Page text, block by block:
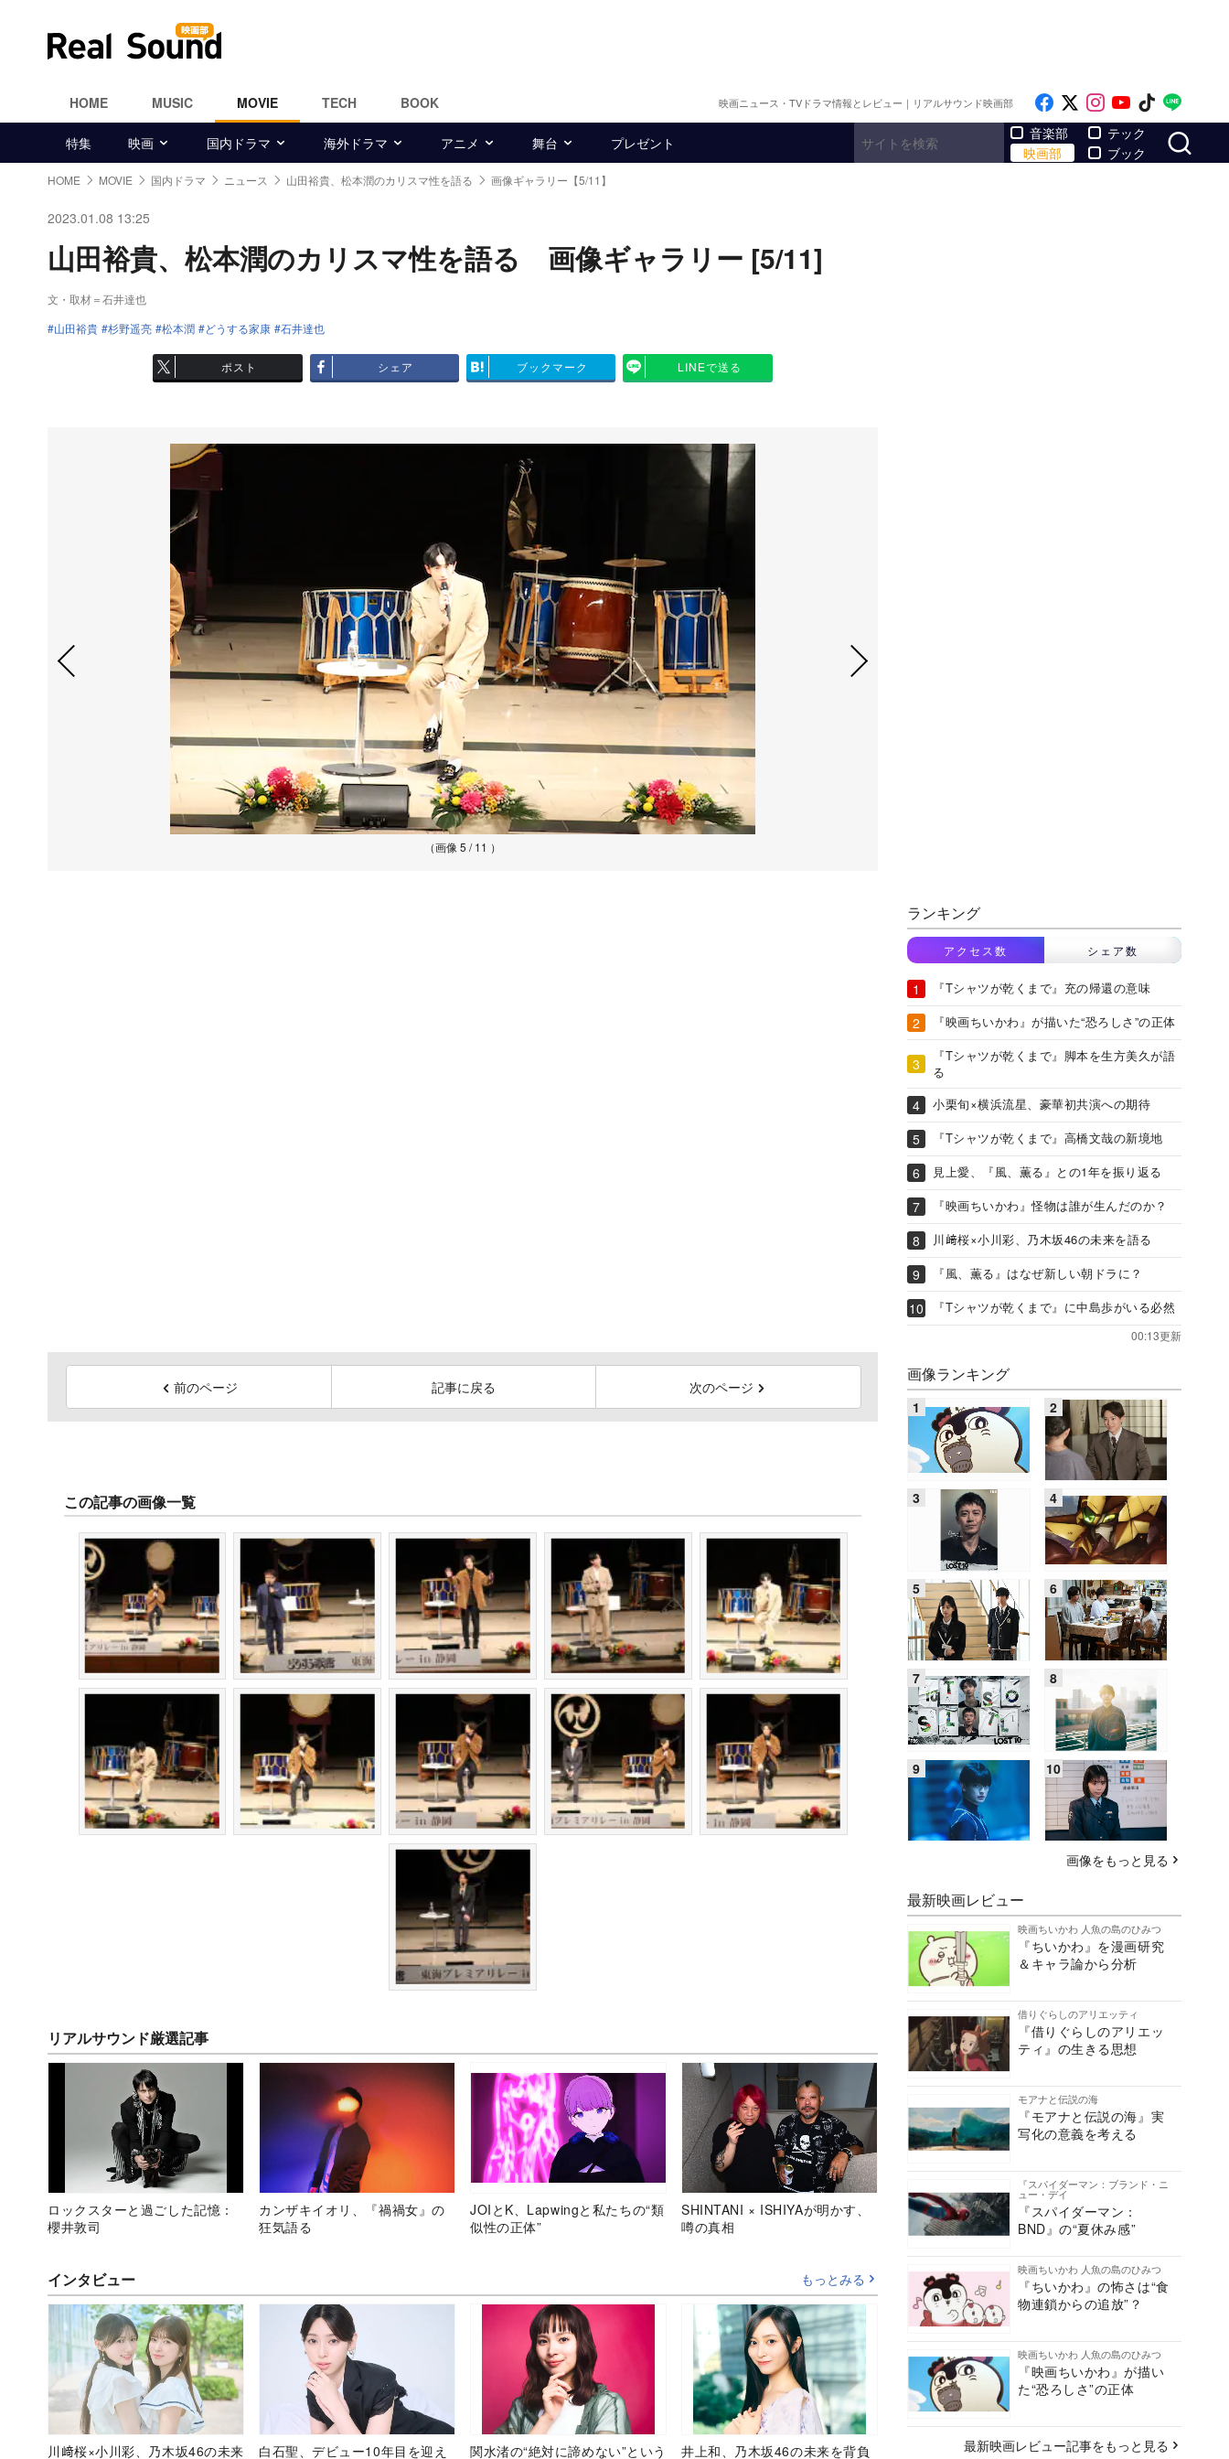
HOME MUSIC MOVIE TECH BOOK 映画ニュース・TVドラマ情報とレビュー｜リアルサウンド映画部 Like on Facebook
Follow on x
Follow on
Follow on
Follow
特集 映画 国内ドラマ 海外ドラマ アニメ 舞台 プレゼント
音楽部
映画部
テック
ブック
HOME MOVIE 国内ドラマ ニュース 山田裕貴、松本潤のカリスマ性を語る 画像ギャラリー【5/11】
2023.01.08 13:25
山田裕貴、松本潤のカリスマ性を語る 画像ギャラリー [5/11]
文・取材＝石井達也
山田裕貴
杉野遥亮 松本潤 どうする家康 石井達也
ポスト シェア ブックマーク LINEで送る
（画像 5 / 11 ）
前のページ 記事に戻る 次のページ
この記事の画像一覧
リアルサウンド厳選記事
ロックスターと過ごした記憶：
櫻井敦司
カンザキイオリ、『禍禍女』の
狂気語る
JOIとK、Lapwingと私たちの“類
似性の正体”
SHINTANI × ISHIYAが明かす、
噂の真相
インタビュー もっとみる
川﨑桜×小川彩、乃木坂46の未来
白石聖、デビュー10年目を迎え
関水渚の“絶対に諦めない”という
井上和、乃木坂46の未来を背負
ランキング
アクセス数 シェア数
『Tシャツが乾くまで』充の帰還の意味
『映画ちいかわ』が描いた“恐ろしさ”の正体
『Tシャツが乾くまで』脚本を生方美久が語
る
小栗旬×横浜流星、豪華初共演への期待
『Tシャツが乾くまで』高橋文哉の新境地
見上愛、『風、薫る』との1年を振り返る
『映画ちいかわ』怪物は誰が生んだのか？
川﨑桜×小川彩、乃木坂46の未来を語る
『風、薫る』はなぜ新しい朝ドラに？
『Tシャツが乾くまで』に中島歩がいる必然
00:13更新
画像ランキング
画像をもっと見る
最新映画レビュー
映画ちいかわ 人魚の島のひみつ
『ちいかわ』を漫画研究
＆キャラ論から分析
借りぐらしのアリエッティ
『借りぐらしのアリエッ
ティ』の生きる思想
モアナと伝説の海
『モアナと伝説の海』実
写化の意義を考える
『スパイダーマン：ブランド・ニ
ュー・デイ
『スパイダーマン：
BND』の“夏休み感”
映画ちいかわ 人魚の島のひみつ
『ちいかわ』の怖さは“食
物連鎖からの追放”？
映画ちいかわ 人魚の島のひみつ
『映画ちいかわ』が描い
た“恐ろしさ”の正体
最新映画レビュー記事をもっと見る